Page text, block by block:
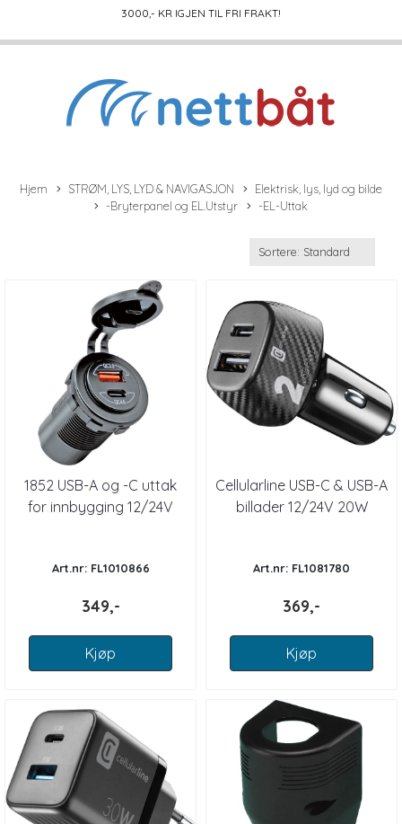
3000,- KR IGJEN TIL FRI FRAKT!
Hjem STRØM, LYS, LYD & NAVIGASJON
Elektrisk, lys, lyd og bilde
-Bryterpanel og EL.Utstyr
-EL-Uttak
1852 USB-A og -C uttak
for innbygging 12/24V
Art.nr: FL1010866
349,-
Kjøp
Cellularline USB-C & USB-A
billader 12/24V 20W
Art.nr: FL1081780
369,-
Kjøp